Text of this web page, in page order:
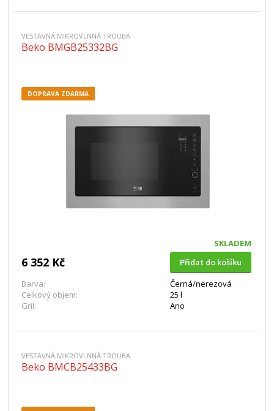
VESTAVNÁ MIKROVLNNÁ TROUBA
Beko BMGB25332BG
DOPRAVA ZDARMA
SKLADEM
6 352 Kč
Přidat do košíku
Barva:
Černá/nerezová
Celkový objem:
25 l
Gril:
Ano
VESTAVNÁ MIKROVLNNÁ TROUBA
Beko BMCB25433BG